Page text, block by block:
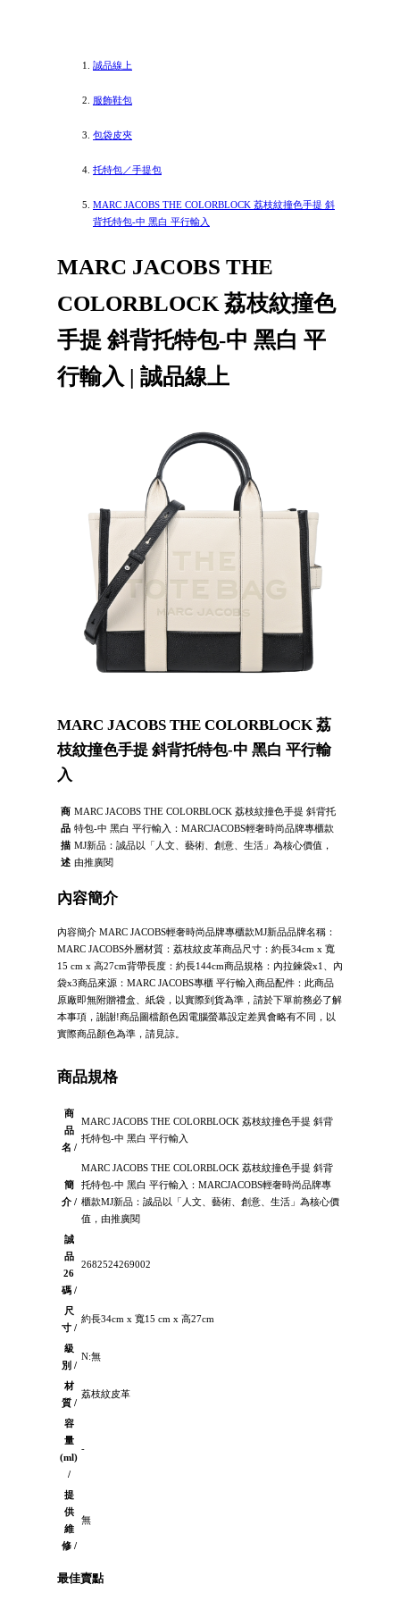
誠品線上
服飾鞋包
包袋皮夾
托特包／手提包
MARC JACOBS THE COLORBLOCK 荔枝紋撞色手提 斜
背托特包-中 黑白 平行輸入
MARC JACOBS THE
COLORBLOCK 荔枝紋撞色
手提 斜背托特包-中 黑白 平
行輸入 | 誠品線上
MARC JACOBS THE COLORBLOCK 荔
枝紋撞色手提 斜背托特包-中 黑白 平行輸
入
商
品
描
述
MARC JACOBS THE COLORBLOCK 荔枝紋撞色手提 斜背托
特包-中 黑白 平行輸入：MARCJACOBS輕奢時尚品牌專櫃款
MJ新品：誠品以「人文、藝術、創意、生活」為核心價值，
由推廣閱
內容簡介
內容簡介 MARC JACOBS輕奢時尚品牌專櫃款MJ新品品牌名稱：
MARC JACOBS外層材質：荔枝紋皮革商品尺寸：約長34cm x 寬
15 cm x 高27cm背帶長度：約長144cm商品規格：內拉鍊袋x1、內
袋x3商品來源：MARC JACOBS專櫃 平行輸入商品配件：此商品
原廠即無附贈禮盒、紙袋，以實際到貨為準，請於下單前務必了解
本事項，謝謝!商品圖檔顏色因電腦螢幕設定差異會略有不同，以
實際商品顏色為準，請見諒。
商品規格
商
品
名 /
MARC JACOBS THE COLORBLOCK 荔枝紋撞色手提 斜背
托特包-中 黑白 平行輸入
簡
介 /
MARC JACOBS THE COLORBLOCK 荔枝紋撞色手提 斜背
托特包-中 黑白 平行輸入：MARCJACOBS輕奢時尚品牌專
櫃款MJ新品：誠品以「人文、藝術、創意、生活」為核心價
值，由推廣閱
誠
品
26
碼 /
2682524269002
尺
寸 /
約長34cm x 寬15 cm x 高27cm
級
別 /
N:無
材
質 /
荔枝紋皮革
容
量
(ml)
/
-
提
供
維
修 /
無
最佳賣點